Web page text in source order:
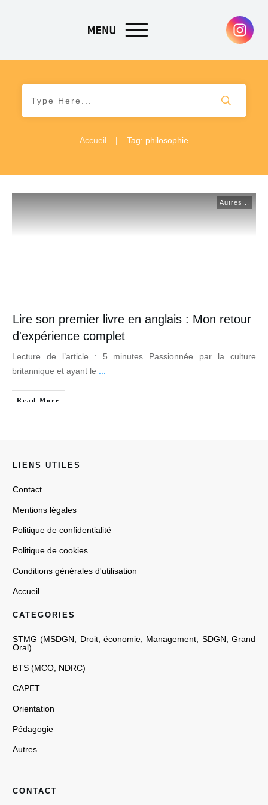
Accueil | Tag: philosophie
Autres...
Lire son premier livre en anglais : Mon retour
d'expérience complet
Lecture de l’article : 5 minutes Passionnée par la culture
britannique et ayant le
Read More
LIENS UTILES
Contact
Mentions légales
Politique de confidentialité
Politique de cookies
Conditions générales d'utilisation
Accueil
CATEGORIES
STMG (MSDGN Droit,économie Management SDGN ,Grand
Oral)
BTS (MCO NDRC)
CAPET
Orientation
Pédagogie
Autres
CONTACT